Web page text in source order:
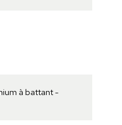
à battant -